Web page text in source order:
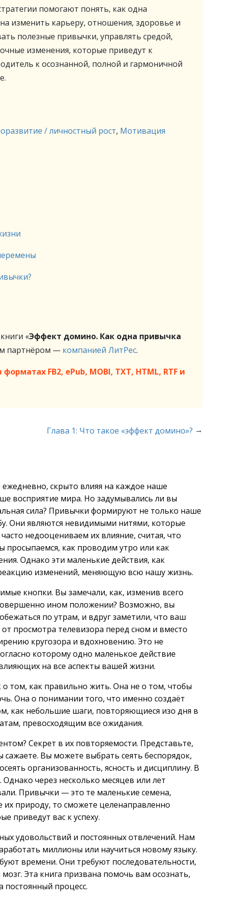
помогают понять, как одна
изменить карьеру, отношения, здоровье и
полезные привычки, управлять средой,
изменения, которые приведут к
к осознанной, полной и гармоничной
/ личностный рост, Мотивация
«Эффект домино. Как одна привычка
партнёром — компанией ЛитРес.
FB2, ePub, MOBI, TXT, HTML, RTF и
Глава 1: Что такое «эффект домино»? →
скрыто влияя на каждое наше
восприятие мира. Но задумывались ли вы
сила? Привычки формируют не только наше
Они являются невидимыми нитями, которые
недооцениваем их влияние, считая, что
просыпаемся, как проводим утро или как
Однако эти маленькие действия, как
изменений, меняющую всю нашу жизнь.
кнопки. Вы замечали, как, изменив всего
ином положении? Возможно, вы
по утрам, и вдруг заметили, что ваш
просмотра телевизора перед сном и вместо
кругозора и вдохновению. Это не
которому одно маленькое действие
на все аспекты вашей жизни.
том, как правильно жить. Она не о том, чтобы
Она о понимании того, что именно создаёт
как небольшие шаги, повторяющиеся изо дня в
превосходящим все ожидания.
Секрет в их повторяемости. Представьте,
Вы можете выбрать сеять беспорядок,
организованность, ясность и дисциплину. В
через несколько месяцев или лет
Привычки — это те маленькие семена,
их природу, то сможете целенаправленно
приведут вас к успеху.
удовольствий и постоянных отвлечений. Нам
миллионы или научиться новому языку.
времени. Они требуют последовательности,
Эта книга призвана помочь вам осознать,
постоянный процесс.